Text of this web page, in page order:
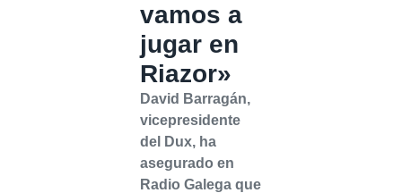
vamos a
jugar en
Riazor»
David Barragán,
vicepresidente
del Dux, ha
asegurado en
Radio Galega que